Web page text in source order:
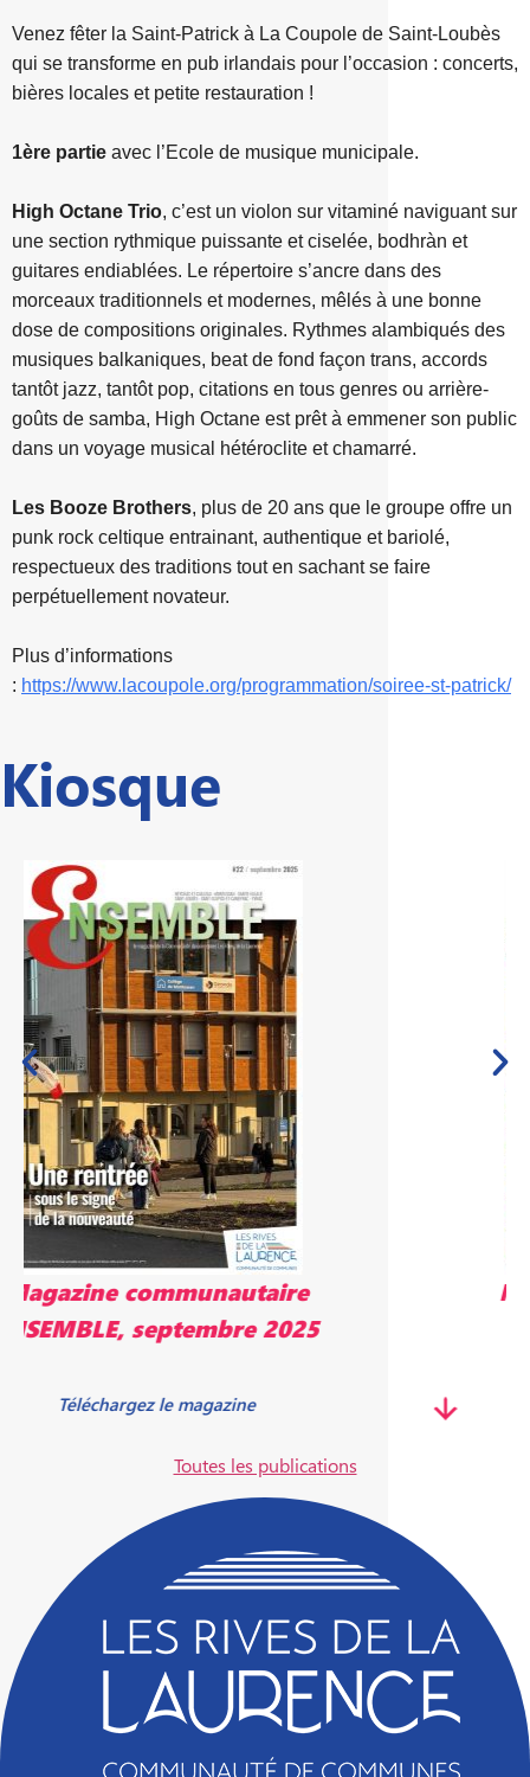
Venez fêter la Saint-Patrick à La Coupole de Saint-Loubès
qui se transforme en pub irlandais pour l’occasion : concerts,
bières locales et petite restauration !
1ère partie avec l’Ecole de musique municipale.
High Octane Trio, c’est un violon sur vitaminé naviguant sur
une section rythmique puissante et ciselée, bodhràn et
guitares endiablées. Le répertoire s’ancre dans des
morceaux traditionnels et modernes, mêlés à une bonne
dose de compositions originales. Rythmes alambiqués des
musiques balkaniques, beat de fond façon trans, accords
tantôt jazz, tantôt pop, citations en tous genres ou arrière-
goûts de samba, High Octane est prêt à emmener son public
dans un voyage musical hétéroclite et chamarré.
Les Booze Brothers, plus de 20 ans que le groupe offre un
punk rock celtique entrainant, authentique et bariolé,
respectueux des traditions tout en sachant se faire
perpétuellement novateur.
Plus d’informations
: https://www.lacoupole.org/programmation/soiree-st-patrick/
Kiosque
Magazine communautaire
ENSEMBLE, mai 2025
Télécharger le magazine
Toutes les publications